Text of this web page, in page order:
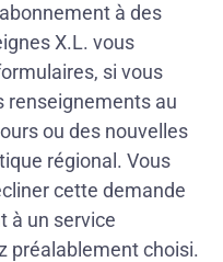
à des
X.L. vous
si vous
renseignements au
ou des nouvelles
régional. Vous
cette demande
à un service
préalablement choisi.